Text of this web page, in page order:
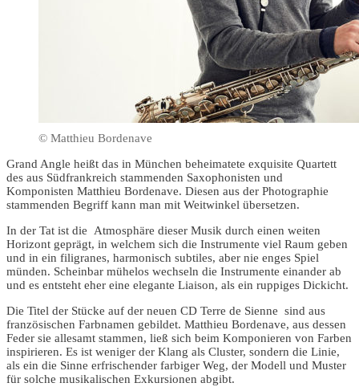
© Matthieu Bordenave
Grand Angle heißt das in München beheimatete exquisite Quartett
des aus Südfrankreich stammenden Saxophonisten und
Komponisten Matthieu Bordenave. Diesen aus der Photographie
stammenden Begriff kann man mit Weitwinkel übersetzen.
In der Tat ist die Atmosphäre dieser Musik durch einen weiten
Horizont geprägt, in welchem sich die Instrumente viel Raum geben
und in ein filigranes, harmonisch subtiles, aber nie enges Spiel
münden. Scheinbar mühelos wechseln die Instrumente einander ab
und es entsteht eher eine elegante Liaison, als ein ruppiges Dickicht.
Die Titel der Stücke auf der neuen CD Terre de Sienne sind aus
französischen Farbnamen gebildet. Matthieu Bordenave, aus dessen
Feder sie allesamt stammen, ließ sich beim Komponieren von Farben
inspirieren. Es ist weniger der Klang als Cluster, sondern die Linie,
als ein die Sinne erfrischender farbiger Weg, der Modell und Muster
für solche musikalischen Exkursionen abgibt.